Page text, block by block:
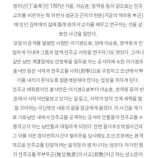
정미년(丁未年)인 1787년 겨울, 이승훈, 정약용 등이 겉으로는 천주
교회를 비판하는 척 하면서 성균관 근처의 반촌(지금의 혜화동 부근)
에 있던 김석태의 집에 몰래 모여서 교리를 배우고 연구하는 것을 성
토한 사건을 말한다.
모임의 존재를 발설한 사람은 이기경으로, 원래 이승훈, 정약용과 친
밀하게 지내며 그들과 함께 천주교 서적을 연구하기도 했었다. 그러나
같은 남인 계열임에도 안정복을 필두로 하는 공서파에 속한 이기경과
홍낙안 등은 서학과 천주교를 사학(邪學)으로 규정하고 조선에서 뿌
리를 내리지 못하도록 발본색원해야 한다는 입장을 취하게 된다.
천주교 배척론자인 홍낙안은 이기경으로부터 이승훈, 정약용 등이 반
촌에서 서학서만을보고 있다는 걸 듣고, 사학이 장차 크게 세력을 떨
칠 것이라는 극단적인 내용의 글을 임금에게 올렸다. 이 사건을 계기
로 기호남인 내에서 천주교를 공격하는 공서파 인물들이 천주교를 수
용하고자 하는 남인들과 대립하게 되었다. 한편 을사추조적발사건과
그 뒤를 이은 정미반회사건이 벌어졌을 당시에도 조선 조정에는 본격
적으로 천주교를 탄압하려는 움직임이 생겨나지는 않았다. 하지만 점
차 천주교를 무부무군(無父無君)의 사교(邪敎)라고 하는 상소문이